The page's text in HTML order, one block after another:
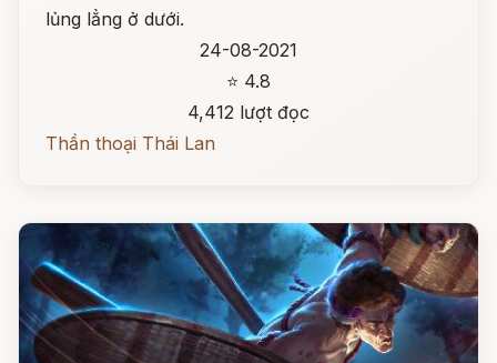
lủng lẳng ở dưới.
24-08-2021
⭐ 4.8
4,412 lượt đọc
Thần thoại Thái Lan